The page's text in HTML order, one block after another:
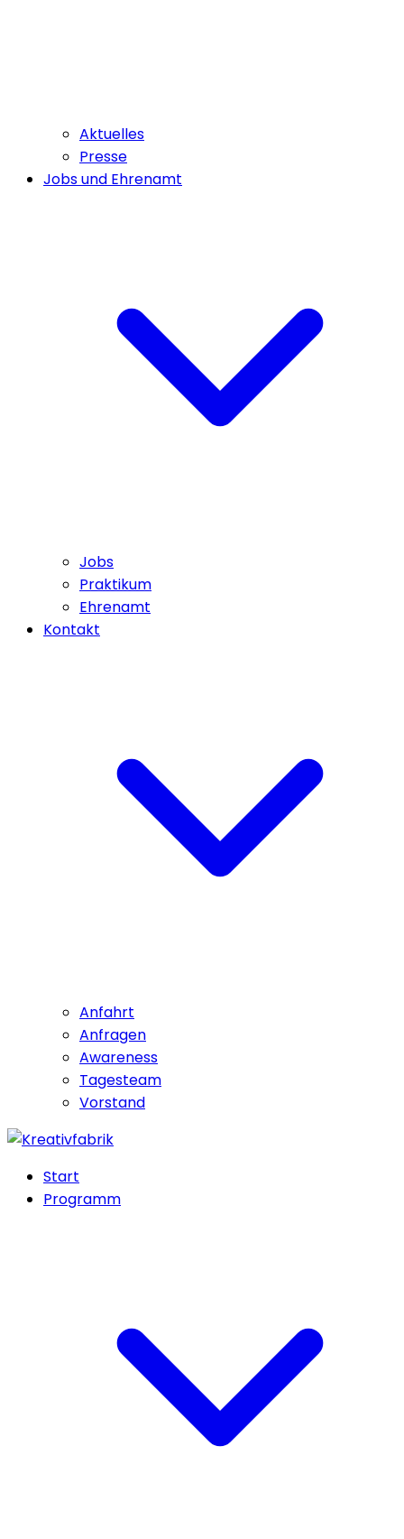
Aktuelles
Presse
Jobs und Ehrenamt
Jobs
Praktikum
Ehrenamt
Kontakt
Anfahrt
Anfragen
Awareness
Tagesteam
Vorstand
Start
Programm